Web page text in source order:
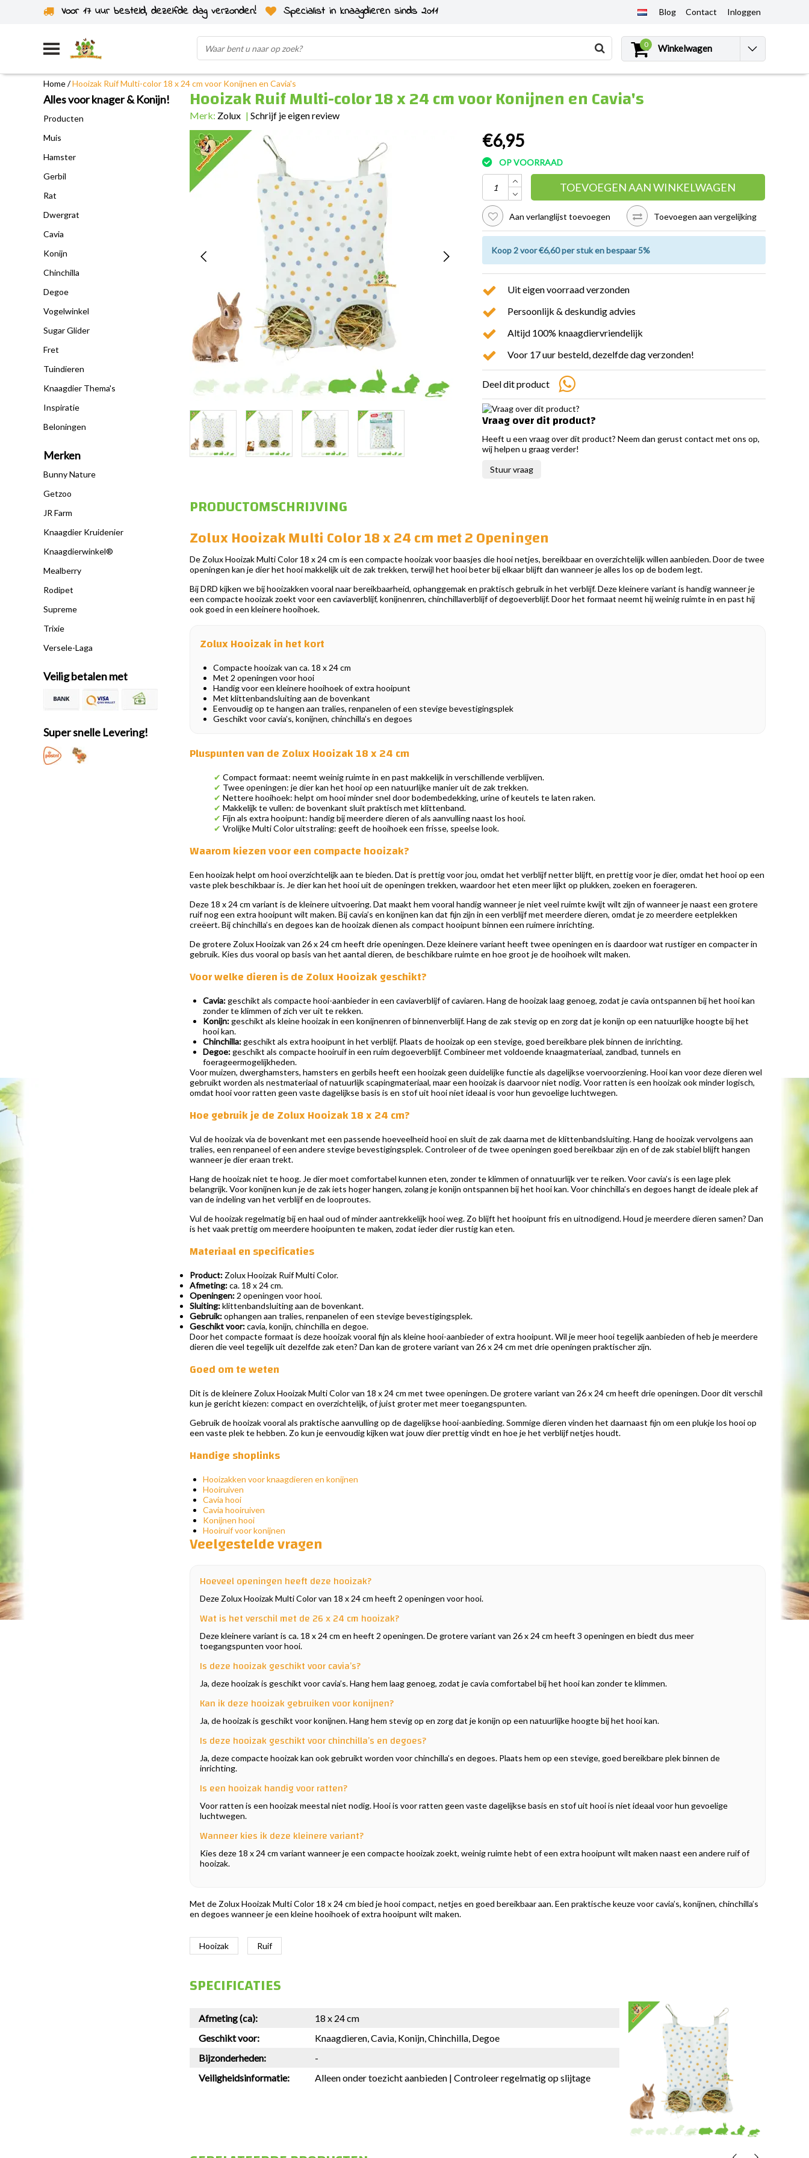
Voor 17 uur besteld, dezelfde dag verzonden!
Specialist in knaagdieren sinds 2011
Uit eigen voorraad verzonden
Blog Contact Inloggen
0 Winkelwagen
Home/Hooizak Ruif Multi-color 18 x 24 cm voor Konijnen en Cavia's
Alles voor knager & Konijn!
Producten
Muis
Hamster
Gerbil
Rat
Dwergrat
Cavia
Konijn
Chinchilla
Degoe
Vogelwinkel
Sugar Glider
Fret
Tuindieren
Knaagdier Thema's
Inspiratie
Beloningen
Merken
Bunny Nature
Getzoo
JR Farm
Knaagdier Kruidenier
Knaagdierwinkel®
Mealberry
Rodipet
Supreme
Trixie
Versele-Laga
Veilig betalen met
Super snelle Levering!
Hooizak Ruif Multi-color 18 x 24 cm voor Konijnen en Cavia's
Merk: Zolux | Schrijf je eigen review
€6,95
OP VOORRAAD
TOEVOEGEN AAN WINKELWAGEN
Aan verlanglijst toevoegen Toevoegen aan vergelijking
Koop 2 voor €6,60 per stuk en bespaar 5%
Uit eigen voorraad verzonden
Persoonlijk & deskundig advies
Altijd 100% knaagdiervriendelijk
Voor 17 uur besteld, dezelfde dag verzonden!
Deel dit product
Vraag over dit product?
Heeft u een vraag over dit product? Neem dan gerust contact met ons op,
wij helpen u graag verder!
Stuur vraag
PRODUCTOMSCHRIJVING
Zolux Hooizak Multi Color 18 x 24 cm met 2 Openingen
De Zolux Hooizak Multi Color 18 x 24 cm is een compacte hooizak voor baasjes die hooi netjes, bereikbaar en overzichtelijk willen aanbieden. Door de twee
openingen kan je dier het hooi makkelijk uit de zak trekken, terwijl het hooi beter bij elkaar blijft dan wanneer je alles los op de bodem legt.
Bij DRD kijken we bij hooizakken vooral naar bereikbaarheid, ophanggemak en praktisch gebruik in het verblijf. Deze kleinere variant is handig wanneer je
een compacte hooizak zoekt voor een caviaverblijf, konijnenren, chinchillaverblijf of degoeverblijf. Door het formaat neemt hij weinig ruimte in en past hij
ook goed in een kleinere hooihoek.
Zolux Hooizak in het kort
Compacte hooizak van ca. 18 x 24 cm
Met 2 openingen voor hooi
Handig voor een kleinere hooihoek of extra hooipunt
Met klittenbandsluiting aan de bovenkant
Eenvoudig op te hangen aan tralies, renpanelen of een stevige bevestigingsplek
Geschikt voor cavia’s, konijnen, chinchilla’s en degoes
Pluspunten van de Zolux Hooizak 18 x 24 cm
✔ Compact formaat: neemt weinig ruimte in en past makkelijk in verschillende verblijven.
✔ Twee openingen: je dier kan het hooi op een natuurlijke manier uit de zak trekken.
✔ Nettere hooihoek: helpt om hooi minder snel door bodembedekking, urine of keutels te laten raken.
✔ Makkelijk te vullen: de bovenkant sluit praktisch met klittenband.
✔ Fijn als extra hooipunt: handig bij meerdere dieren of als aanvulling naast los hooi.
✔ Vrolijke Multi Color uitstraling: geeft de hooihoek een frisse, speelse look.
Waarom kiezen voor een compacte hooizak?
Een hooizak helpt om hooi overzichtelijk aan te bieden. Dat is prettig voor jou, omdat het verblijf netter blijft, en prettig voor je dier, omdat het hooi op een
vaste plek beschikbaar is. Je dier kan het hooi uit de openingen trekken, waardoor het eten meer lijkt op plukken, zoeken en foerageren.
Deze 18 x 24 cm variant is de kleinere uitvoering. Dat maakt hem vooral handig wanneer je niet veel ruimte kwijt wilt zijn of wanneer je naast een grotere
ruif nog een extra hooipunt wilt maken. Bij cavia’s en konijnen kan dat fijn zijn in een verblijf met meerdere dieren, omdat je zo meerdere eetplekken
creëert. Bij chinchilla’s en degoes kan de hooizak dienen als compact hooipunt binnen een ruimere inrichting.
De grotere Zolux Hooizak van 26 x 24 cm heeft drie openingen. Deze kleinere variant heeft twee openingen en is daardoor wat rustiger en compacter in
gebruik. Kies dus vooral op basis van het aantal dieren, de beschikbare ruimte en hoe groot je de hooihoek wilt maken.
Voor welke dieren is de Zolux Hooizak geschikt?
Cavia:geschikt als compacte hooi-aanbieder in een caviaverblijf of caviaren. Hang de hooizak laag genoeg, zodat je cavia ontspannen bij het hooi kan
zonder te klimmen of zich ver uit te rekken.
Konijn:geschikt als kleine hooizak in een konijnenren of binnenverblijf. Hang de zak stevig op en zorg dat je konijn op een natuurlijke hoogte bij het
hooi kan.
Chinchilla:geschikt als extra hooipunt in het verblijf. Plaats de hooizak op een stevige, goed bereikbare plek binnen de inrichting.
Degoe:geschikt als compacte hooiruif in een ruim degoeverblijf. Combineer met voldoende knaagmateriaal, zandbad, tunnels en
foerageermogelijkheden.
Voor muizen, dwerghamsters, hamsters en gerbils heeft een hooizak geen duidelijke functie als dagelijkse voervoorziening. Hooi kan voor deze dieren wel
gebruikt worden als nestmateriaal of natuurlijk scapingmateriaal, maar een hooizak is daarvoor niet nodig. Voor ratten is een hooizak ook minder logisch,
omdat hooi voor ratten geen vaste dagelijkse basis is en stof uit hooi niet ideaal is voor hun gevoelige luchtwegen.
Hoe gebruik je de Zolux Hooizak 18 x 24 cm?
Vul de hooizak via de bovenkant met een passende hoeveelheid hooi en sluit de zak daarna met de klittenbandsluiting. Hang de hooizak vervolgens aan
tralies, een renpaneel of een andere stevige bevestigingsplek. Controleer of de twee openingen goed bereikbaar zijn en of de zak stabiel blijft hangen
wanneer je dier eraan trekt.
Hang de hooizak niet te hoog. Je dier moet comfortabel kunnen eten, zonder te klimmen of onnatuurlijk ver te reiken. Voor cavia’s is een lage plek
belangrijk. Voor konijnen kun je de zak iets hoger hangen, zolang je konijn ontspannen bij het hooi kan. Voor chinchilla’s en degoes hangt de ideale plek af
van de indeling van het verblijf en de looproutes.
Vul de hooizak regelmatig bij en haal oud of minder aantrekkelijk hooi weg. Zo blijft het hooipunt fris en uitnodigend. Houd je meerdere dieren samen? Dan
is het vaak prettig om meerdere hooipunten te maken, zodat ieder dier rustig kan eten.
Materiaal en specificaties
Product:Zolux Hooizak Ruif Multi Color.
Afmeting:ca. 18 x 24 cm.
Openingen:2 openingen voor hooi.
Sluiting:klittenbandsluiting aan de bovenkant.
Gebruik:ophangen aan tralies, renpanelen of een stevige bevestigingsplek.
Geschikt voor:cavia, konijn, chinchilla en degoe.
Door het compacte formaat is deze hooizak vooral fijn als kleine hooi-aanbieder of extra hooipunt. Wil je meer hooi tegelijk aanbieden of heb je meerdere
dieren die veel tegelijk uit dezelfde zak eten? Dan kan de grotere variant van 26 x 24 cm met drie openingen praktischer zijn.
Goed om te weten
Dit is de kleinere Zolux Hooizak Multi Color van 18 x 24 cm met twee openingen. De grotere variant van 26 x 24 cm heeft drie openingen. Door dit verschil
kun je gericht kiezen: compact en overzichtelijk, of juist groter met meer toegangspunten.
Gebruik de hooizak vooral als praktische aanvulling op de dagelijkse hooi-aanbieding. Sommige dieren vinden het daarnaast fijn om een plukje los hooi op
een vaste plek te hebben. Zo kun je eenvoudig kijken wat jouw dier prettig vindt en hoe je het verblijf netjes houdt.
Handige shoplinks
Hooizakken voor knaagdieren en konijnen
Hooiruiven
Cavia hooi
Cavia hooiruiven
Konijnen hooi
Hooiruif voor konijnen
Veelgestelde vragen
Hoeveel openingen heeft deze hooizak?
Deze Zolux Hooizak Multi Color van 18 x 24 cm heeft 2 openingen voor hooi.
Wat is het verschil met de 26 x 24 cm hooizak?
Deze kleinere variant is ca. 18 x 24 cm en heeft 2 openingen. De grotere variant van 26 x 24 cm heeft 3 openingen en biedt dus meer
toegangspunten voor hooi.
Is deze hooizak geschikt voor cavia’s?
Ja, deze hooizak is geschikt voor cavia’s. Hang hem laag genoeg, zodat je cavia comfortabel bij het hooi kan zonder te klimmen.
Kan ik deze hooizak gebruiken voor konijnen?
Ja, de hooizak is geschikt voor konijnen. Hang hem stevig op en zorg dat je konijn op een natuurlijke hoogte bij het hooi kan.
Is deze hooizak geschikt voor chinchilla’s en degoes?
Ja, deze compacte hooizak kan ook gebruikt worden voor chinchilla’s en degoes. Plaats hem op een stevige, goed bereikbare plek binnen de
inrichting.
Is een hooizak handig voor ratten?
Voor ratten is een hooizak meestal niet nodig. Hooi is voor ratten geen vaste dagelijkse basis en stof uit hooi is niet ideaal voor hun gevoelige
luchtwegen.
Wanneer kies ik deze kleinere variant?
Kies deze 18 x 24 cm variant wanneer je een compacte hooizak zoekt, weinig ruimte hebt of een extra hooipunt wilt maken naast een andere ruif of
hooizak.
Met de Zolux Hooizak Multi Color 18 x 24 cm bied je hooi compact, netjes en goed bereikbaar aan. Een praktische keuze voor cavia’s, konijnen, chinchilla’s
en degoes wanneer je een kleine hooihoek of extra hooipunt wilt maken.
Hooizak Ruif
SPECIFICATIES
Afmeting (ca):
18 x 24 cm
Geschikt voor:
Knaagdieren, Cavia, Konijn, Chinchilla, Degoe
Bijzonderheden:
-
Veiligheidsinformatie:
Alleen onder toezicht aanbieden | Controleer regelmatig op slijtage